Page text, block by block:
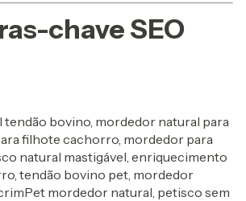
chave SEO
bovino, mordedor natural para
filhote cachorro, mordedor para
natural mastigável, enriquecimento
tendão bovino pet, mordedor
mordedor natural, petisco sem